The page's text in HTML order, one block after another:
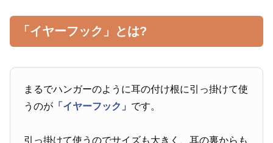
「イヤーフック」とは?
まるでハンガーのように耳の付け根に引っ掛けて使
うのが 「イヤーフック」 です。
引っ掛けて使うのでサイズも大きく、耳の裏からも